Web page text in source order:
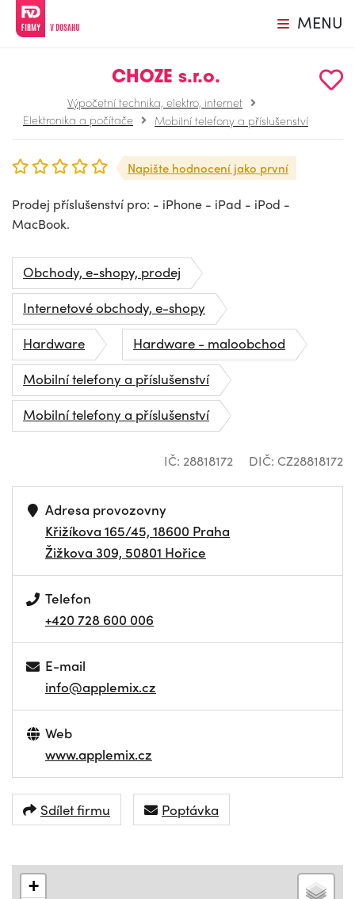
MENU
CHOZE s.r.o.
Výpočetní technika, elektro, internet
Elektronika a počítače
Mobilní telefony a příslušenství
Napište hodnocení jako první
Prodej příslušenství pro: - iPhone - iPad - iPod -
MacBook.
Obchody, e-shopy, prodej
Internetové obchody, e-shopy
Hardware
Hardware - maloobchod
Mobilní telefony a příslušenství
Mobilní telefony a příslušenství
IČ: 28818172 DIČ: CZ28818172
Adresa provozovny
Křižíkova 165/45, 18600 Praha
Žižkova 309, 50801 Hořice
Telefon
+420 728 600 006
E-mail
info@applemix.cz
Web
www.applemix.cz
Sdílet firmu Poptávka
+